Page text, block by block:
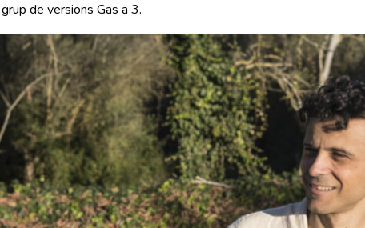
de versions Gas a 3.